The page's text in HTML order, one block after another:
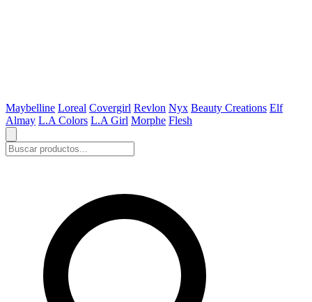
Maybelline Loreal Covergirl Revlon Nyx Beauty Creations Elf
Almay L.A Colors L.A Girl Morphe Flesh